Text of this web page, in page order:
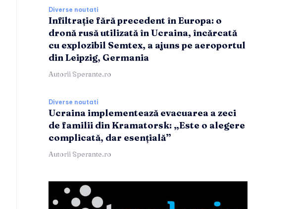
Diverse noutati
Infiltrație fără precedent în Europa: o
dronă rusă utilizată în Ucraina, încărcată
cu explozibil Semtex, a ajuns pe aeroportul
din Leipzig, Germania
Autorii Sperante.ro
Diverse noutati
Ucraina implementează evacuarea a zeci
de familii din Kramatorsk: „Este o alegere
complicată, dar esențială”
Autorii Sperante.ro